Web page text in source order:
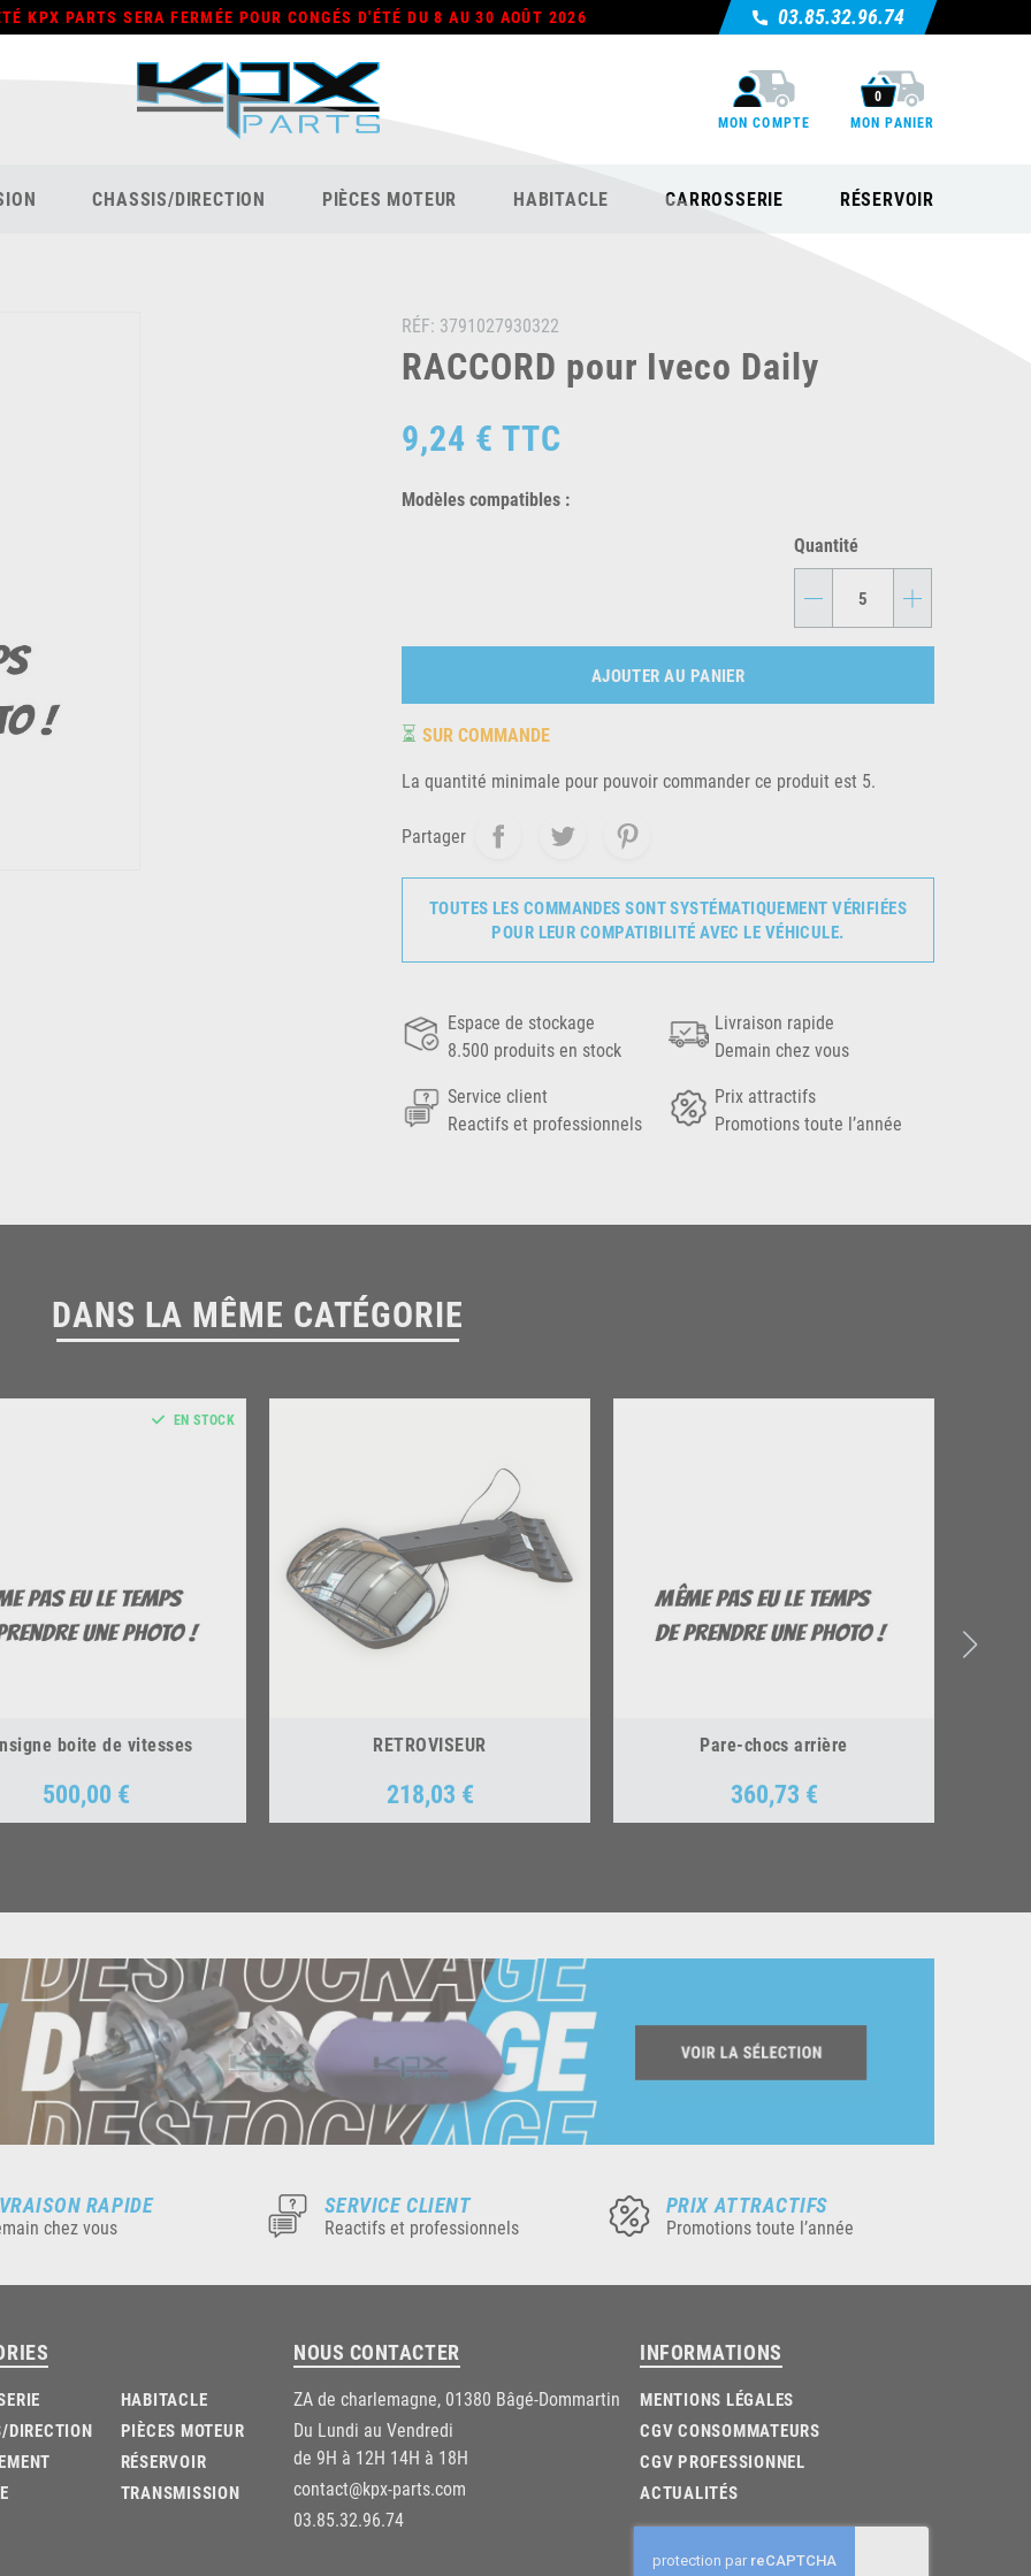
KPX PARTS SERA FERMÉE POUR CONGÉS D'ÉTÉ DU 8 AU 30 AOÛT 2026 03.85.32.96.74
MON COMPTE
0
MON PANIER
CHASSIS/DIRECTION PIÈCES MOTEUR HABITACLE CARROSSERIE RÉSERVOIR
RÉF: 3791027930322
RACCORD pour Iveco Daily
9,24 € TTC
Modèles compatibles :
Quantité
- +
AJOUTER AU PANIER
⏳ SUR COMMANDE
La quantité minimale pour pouvoir commander ce produit est 5.
Partager
TOUTES LES COMMANDES SONT SYSTÉMATIQUEMENT VÉRIFIÉES
POUR LEUR COMPATIBILITÉ AVEC LE VÉHICULE.
Espace de stockage
8.500 produits en stock
Livraison rapide
Demain chez vous
Service client
Reactifs et professionnels
Prix attractifs
Promotions toute l’année
DANS LA MÊME CATÉGORIE
boite de vitesses
Prix
500,00 €
EN STOCK
RETROVISEUR
Prix
218,03 €
Pare-chocs arrière
Prix
360,73 €
RAPIDE
chez vous
SERVICE CLIENT
Reactifs et professionnels
PRIX ATTRACTIFS
Promotions toute l’année
DIRECTION
HABITACLE
PIÈCES MOTEUR
RÉSERVOIR
TRANSMISSION
NOUS CONTACTER
ZA de charlemagne, 01380 Bâgé-Dommartin
Du Lundi au Vendredi
de 9H à 12H 14H à 18H
contact@kpx-parts.com
03.85.32.96.74
INFORMATIONS
MENTIONS LÉGALES
CGV CONSOMMATEURS
CGV PROFESSIONNEL
ACTUALITÉS